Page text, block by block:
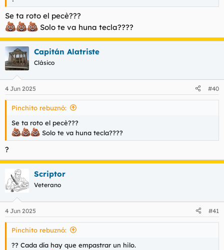
Se ta roto el pecè???
Solo te va huna tecla????
Capitán Alatriste
Clásico
4 Jun 2025 #40
Pinchito rebuznó:
Se ta roto el pecè???
Solo te va huna tecla????
?
Scriptor
Veterano
4 Jun 2025 #41
Pinchito rebuznó:
?? Cada día hay que empastrar un hilo.